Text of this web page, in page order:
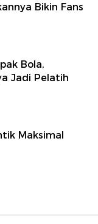
Bikin Fans
Bola,
Jadi Pelatih
Maksimal